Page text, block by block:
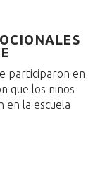
participaron en
que los niños
en la escuela